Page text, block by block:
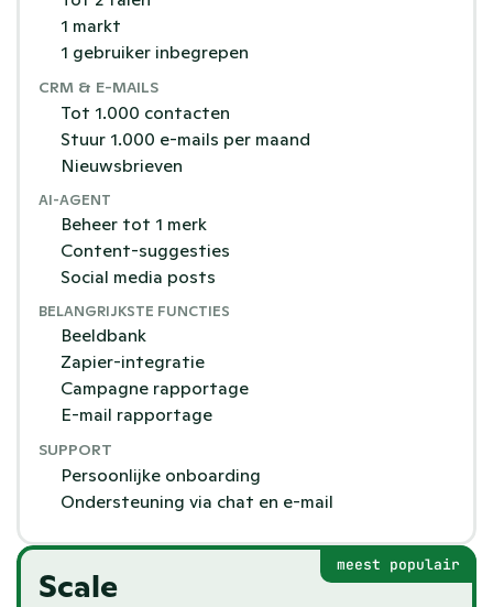
1 markt
1 gebruiker inbegrepen
CRM & E-MAILS
Tot 1.000 contacten
Stuur 1.000 e-mails per maand
Nieuwsbrieven
AI-AGENT
Beheer tot 1 merk
Content-suggesties
Social media posts
BELANGRIJKSTE FUNCTIES
Beeldbank
Zapier-integratie
Campagne rapportage
E-mail rapportage
SUPPORT
Persoonlijke onboarding
Ondersteuning via chat en e-mail
Scale
meest populair